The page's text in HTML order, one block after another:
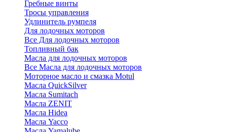
Гребные винты
Тросы управления
Удлинитель румпеля
Для лодочных моторов
Все Для лодочных моторов
Топливный бак
Масла для лодочных моторов
Все Масла для лодочных моторов
Моторное масло и смазка Motul
Масла QuickSilver
Масла Sumitach
Масла ZENIT
Масла Hidea
Масла Yacco